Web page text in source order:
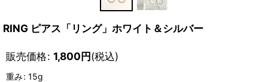
RING ピアス「リング」ホワイト＆シルバー
販売価格: 1,800円(税込)
重み: 15g